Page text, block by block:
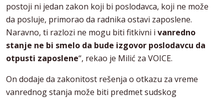
postoji ni jedan zakon koji bi poslodavca, koji ne može
da posluje, primorao da radnika ostavi zaposlene.
Naravno, ti razlozi ne mogu biti fitkivni i vanredno
stanje ne bi smelo da bude izgovor poslodavcu da
otpusti zaposlene“, rekao je Milić za VOICE.
On dodaje da zakonitost rešenja o otkazu za vreme
vanrednog stanja može biti predmet sudskog